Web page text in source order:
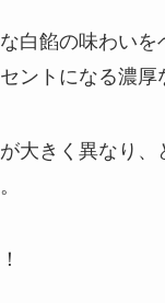
白餡の味わいを
ントになる濃厚
大きく異なり、